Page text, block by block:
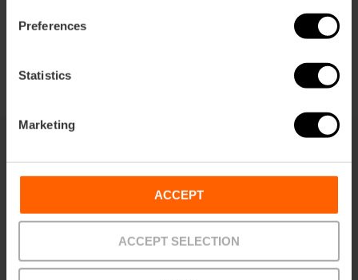
Preferences
Statistics
Marketing
ACCEPT
ACCEPT SELECTION
Ti potrebbe anche interessare